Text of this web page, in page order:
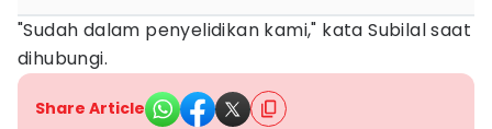
"Sudah dalam penyelidikan kami," kata Subilal saat
dihubungi.
Share Article